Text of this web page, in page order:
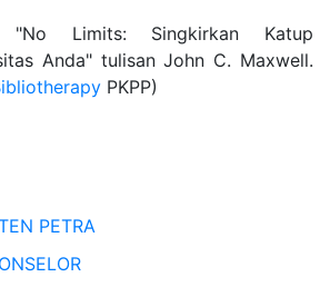
"No Limits: Singkirkan Katup
Anda" tulisan John C. Maxwell.
PKPP)
PETRA